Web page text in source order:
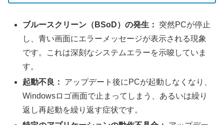
ブルースクリーン（BSoD）の発生：
突然PCが停止
し、青い画面にエラーメッセージが表示される現象
です。これは深刻なシステムエラーを示唆していま
す。
起動不良：
アップデート後にPCが起動しなくなり、
Windowsロゴ画面で止まってしまう、あるいは繰り
返し再起動を繰り返す症状です。